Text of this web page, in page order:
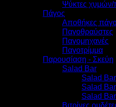
Ψύκτες
Πάγος
Αποθήκες
Παγοθραύστες
Παγομηχανές
Παγοτρίμμα
Παρουσίαση - Σκεύη
Salad Bar
Salad
Salad
Salad
Βιτρίνες